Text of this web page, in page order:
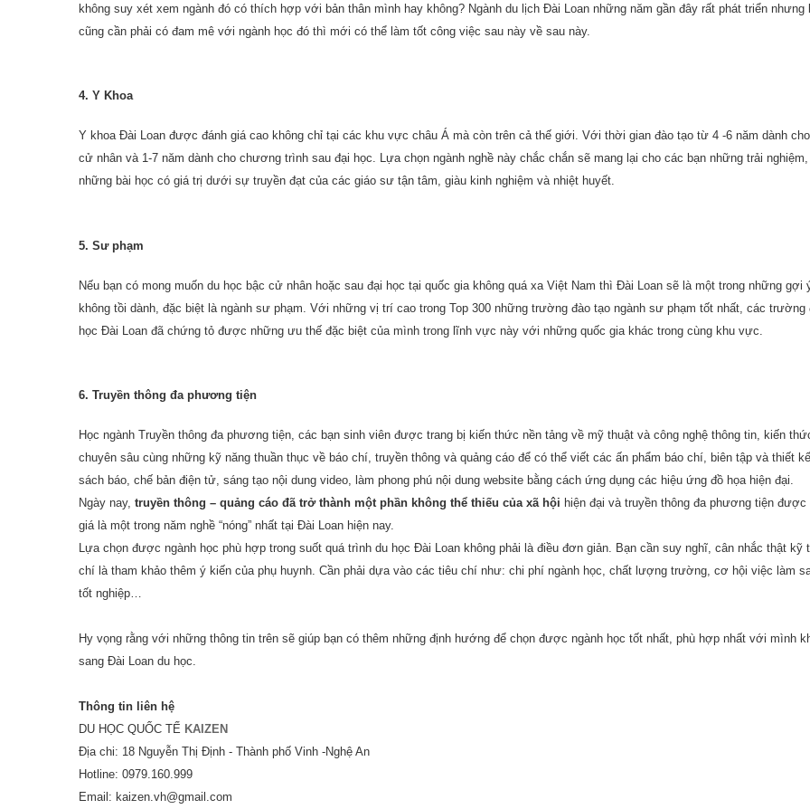
không suy xét xem ngành đó có thích hợp với bản thân mình hay không? Ngành du lịch Đài Loan những năm gần đây rất phát triển nhưng
cũng cần phải có đam mê với ngành học đó thì mới có thể làm tốt công việc sau này về sau này.
4. Y Khoa
Y khoa Đài Loan được đánh giá cao không chỉ tại các khu vực châu Á mà còn trên cả thế giới. Với thời gian đào tạo từ 4 -6 năm dành
cử nhân và 1-7 năm dành cho chương trình sau đại học. Lựa chọn ngành nghề này chắc chắn sẽ mang lại cho các bạn những trải nghiệm,
những bài học có giá trị dưới sự truyền đạt của các giáo sư tận tâm, giàu kinh nghiệm và nhiệt huyết.
5. Sư phạm
Nếu bạn có mong muốn du học bậc cử nhân hoặc sau đại học tại quốc gia không quá xa Việt Nam thì Đài Loan sẽ là một trong những gợi
không tồi dành, đặc biệt là ngành sư phạm. Với những vị trí cao trong Top 300 những trường đào tạo ngành sư phạm tốt nhất, các trường
học Đài Loan đã chứng tỏ được những ưu thế đặc biệt của mình trong lĩnh vực này với những quốc gia khác trong cùng khu vực.
6. Truyền thông đa phương tiện
Học ngành Truyền thông đa phương tiện, các bạn sinh viên được trang bị kiến thức nền tảng về mỹ thuật và công nghệ thông tin, kiến
chuyên sâu cùng những kỹ năng thuần thục về báo chí, truyền thông và quảng cáo để có thể viết các ấn phẩm báo chí, biên tập và thiết kế
sách báo, chế bản điện tử, sáng tạo nội dung video, làm phong phú nội dung website bằng cách ứng dụng các hiệu ứng đồ họa hiện đại.
Ngày nay, truyền thông – quảng cáo đã trở thành một phần không thể thiếu của xã hội hiện đại và truyền thông đa phương tiện được
giá là một trong năm nghề “nóng” nhất tại Đài Loan hiện nay.
Lựa chọn được ngành học phù hợp trong suốt quá trình du học Đài Loan không phải là điều đơn giản. Bạn cần suy nghĩ, cân nhắc thật kỹ
chí là tham khảo thêm ý kiến của phụ huynh. Cần phải dựa vào các tiêu chí như: chi phí ngành học, chất lượng trường, cơ hội việc làm
tốt nghiệp…
Hy vọng rằng với những thông tin trên sẽ giúp bạn có thêm những định hướng để chọn được ngành học tốt nhất, phù hợp nhất với mình
sang Đài Loan du học.
Thông tin liên hệ
DU HỌC QUỐC TẾ KAIZEN
Địa chi: 18 Nguyễn Thị Định - Thành phố Vinh -Nghệ An
Hotline: 0979.160.999
Email: kaizen.vh@gmail.com